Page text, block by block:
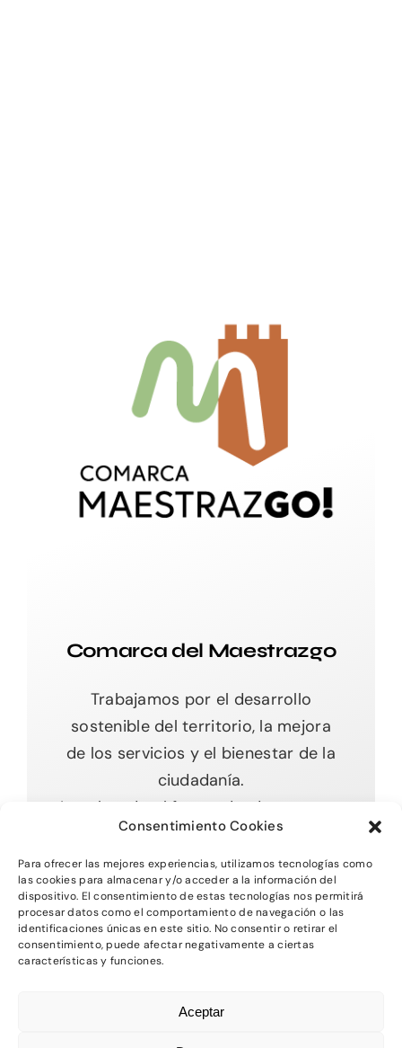
Consentimiento Cookies
Para ofrecer las mejores experiencias, utilizamos tecnologías como
las cookies para almacenar y/o acceder a la información del
dispositivo. El consentimiento de estas tecnologías nos permitirá
procesar datos como el comportamiento de navegación o las
identificaciones únicas en este sitio. No consentir o retirar el
consentimiento, puede afectar negativamente a ciertas
características y funciones.
Aceptar
Comarca del Maestrazgo
Trabajamos por el desarrollo
sostenible del territorio, la mejora
de los servicios y el bienestar de la
ciudadanía.
Impulsando el futuro desde nuestras
raíces.
Toggle
Navigation
Inicio
Aviso Legal-Política de Privacidad